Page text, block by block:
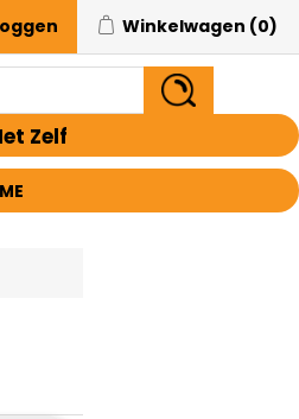
Winkelwagen (0)
Zelf